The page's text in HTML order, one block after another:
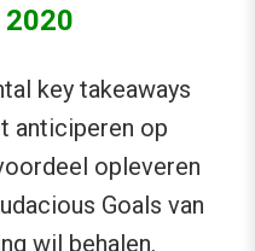
key takeaways
anticiperen op
opleveren
Goals van
wil behalen.